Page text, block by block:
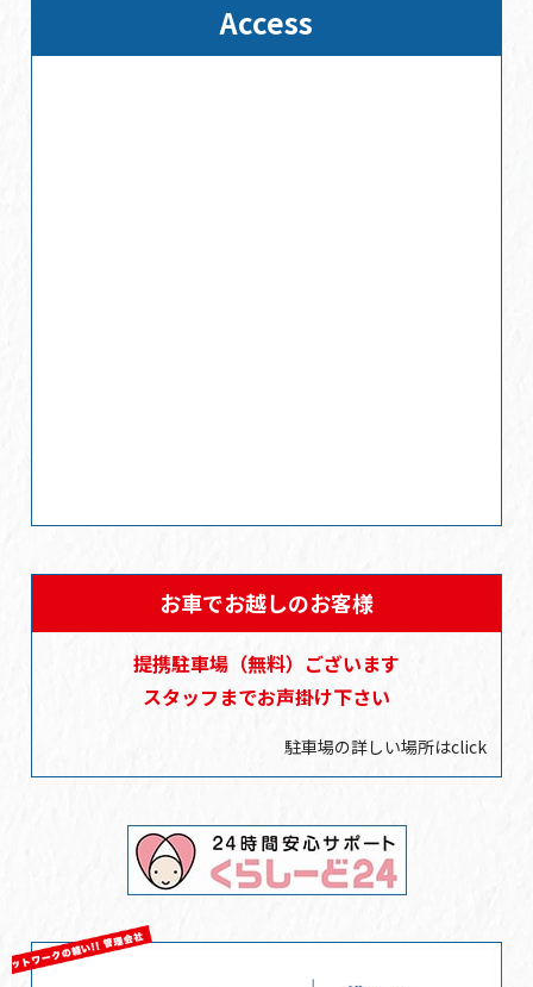
Access
お車でお越しのお客様
提携駐車場 （無料） ございます
スタッフまでお声掛け下さい
駐車場の詳しい場所はclick